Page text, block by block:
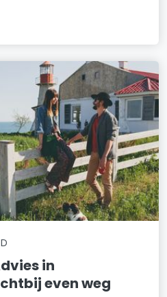
in
even weg